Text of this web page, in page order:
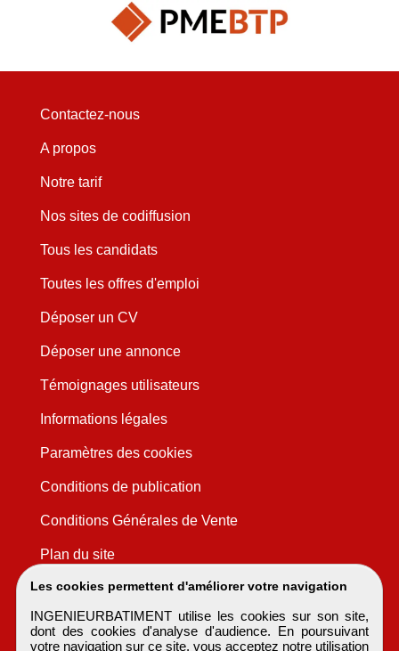
Les cookies permettent d'améliorer votre navigation
INGENIEURBATIMENT utilise les cookies sur son site,
dont des cookies d'analyse d'audience. En poursuivant
votre navigation sur ce site, vous acceptez notre utilisation
Contactez-nous
A propos
Notre tarif
Nos sites de codiffusion
Tous les candidats
Toutes les offres d'emploi
Déposer un CV
Déposer une annonce
Témoignages utilisateurs
Informations légales
Paramètres des cookies
Conditions de publication
Conditions Générales de Vente
Plan du site